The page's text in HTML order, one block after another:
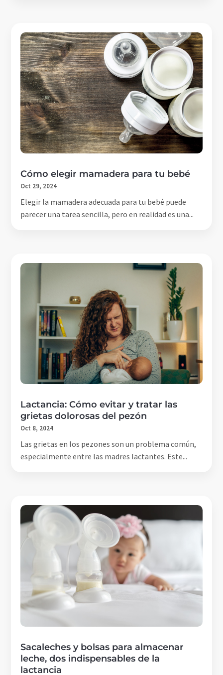
Cómo elegir mamadera para tu bebé
Oct 29, 2024
Elegir la mamadera adecuada para tu bebé puede
parecer una tarea sencilla, pero en realidad es una...
Lactancia: Cómo evitar y tratar las
grietas dolorosas del pezón
Oct 8, 2024
Las grietas en los pezones son un problema común,
especialmente entre las madres lactantes. Este...
Sacaleches y bolsas para almacenar
leche, dos indispensables de la
lactancia